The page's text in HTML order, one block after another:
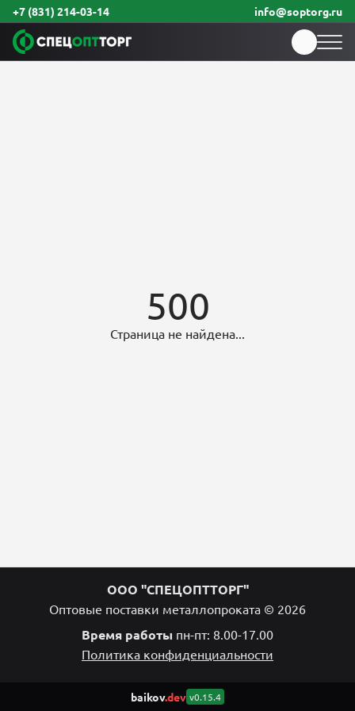
+7 (831) 214-03-14 info@soptorg.ru
500
Страница не найдена...
ООО "СПЕЦОПТТОРГ"
Оптовые поставки металлопроката © 2026
Время работы пн-пт: 8.00-17.00
Политика конфиденциальности
baikov.dev v0.15.4